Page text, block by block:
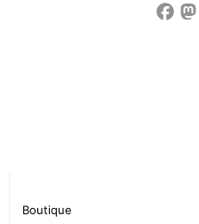
Boutique